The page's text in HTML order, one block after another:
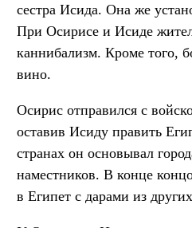
сестра Исида. Она же
При Осирисе и Исиде
каннибализм. Кроме того,
вино.
Осирис отправился с
оставив Исиду править
странах он основывал
наместников. В конце
в Египет с дарами из